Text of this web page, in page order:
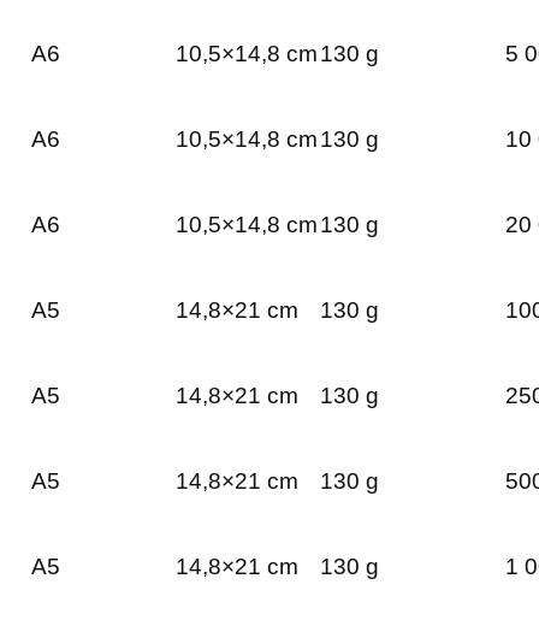
A6 10,5×14,8 cm130 g 5
A6 10,5×14,8 cm130 g 10
A6 10,5×14,8 cm130 g 20
A5 14,8×21 cm 130 g
A5 14,8×21 cm 130 g
A5 14,8×21 cm 130 g
A5 14,8×21 cm 130 g 1